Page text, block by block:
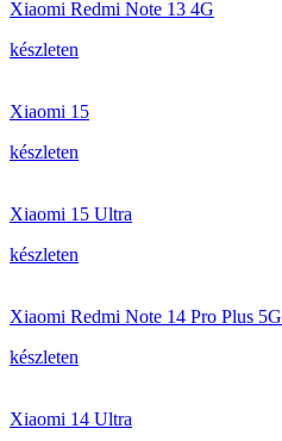
Xiaomi Redmi Note 13 4G
készleten
Xiaomi 15
készleten
Xiaomi 15 Ultra
készleten
Xiaomi Redmi Note 14 Pro Plus 5G
készleten
Xiaomi 14 Ultra